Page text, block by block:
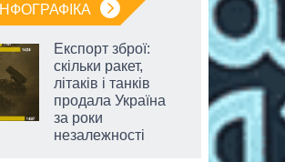
ІНФОГРАФІКА
Експорт зброї:
скільки ракет,
літаків і танків
продала Україна
за роки
незалежності